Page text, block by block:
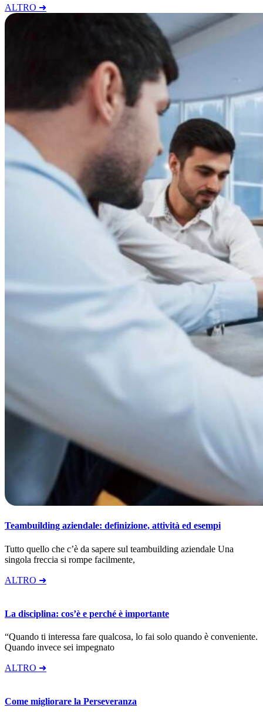
ALTRO ➜
Teambuilding aziendale: definizione, attività ed esempi
Tutto quello che c’è da sapere sul teambuilding aziendale Una
singola freccia si rompe facilmente,
ALTRO ➜
La disciplina: cos’è e perché è importante
“Quando ti interessa fare qualcosa, lo fai solo quando è conveniente.
Quando invece sei impegnato
ALTRO ➜
Come migliorare la Perseveranza